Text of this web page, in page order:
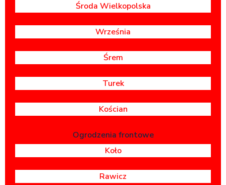
Środa Wielkopolska
Września
Śrem
Turek
Kościan
Ogrodzenia frontowe
Koło
Rawicz